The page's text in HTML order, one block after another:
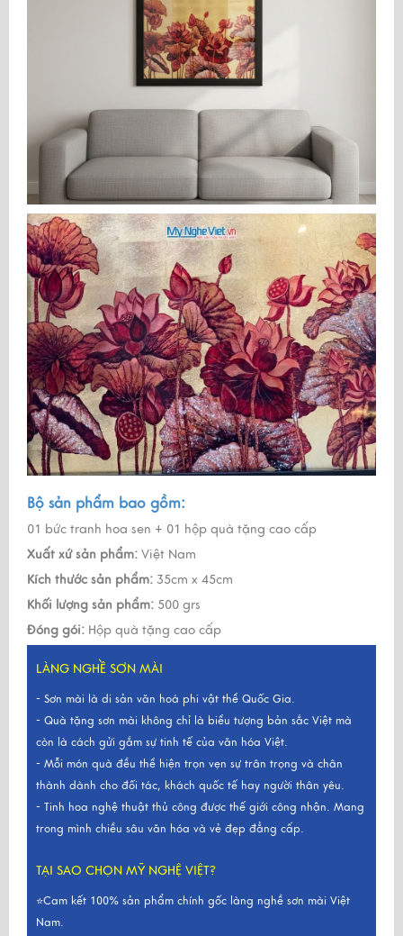
Bộ sản phẩm bao gồm:
01 bức tranh hoa sen + 01 hộp quà tặng cao cấp
Xuất xứ sản phẩm: Việt Nam
Kích thước sản phẩm: 35cm x 45cm
Khối lượng sản phẩm: 500 grs
Đóng gói: Hộp quà tặng cao cấp
LÀNG NGHỀ SƠN MÀI
- Sơn mài là di sản văn hoá phi vật thể Quốc Gia.
- Quà tặng sơn mài không chỉ là biểu tượng bản sắc Việt mà
còn là cách gửi gắm sự tinh tế của văn hóa Việt.
- Mỗi món quà đều thể hiện trọn vẹn sự trân trọng và chân
thành dành cho đối tác, khách quốc tế hay người thân yêu.
- Tinh hoa nghệ thuật thủ công được thế giới công nhận. Mang
trong mình chiều sâu văn hóa và vẻ đẹp đẳng cấp.
TẠI SAO CHỌN MỸ NGHỆ VIỆT?
⭐Cam kết 100% sản phẩm chính gốc làng nghề sơn mài Việt
Nam.